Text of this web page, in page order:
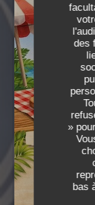
des
»
bas
BISTROT -
9 RUE